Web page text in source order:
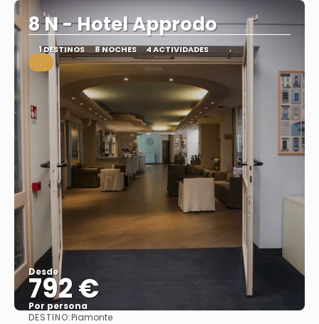
8 N - Hotel Approdo
1 DESTINOS 8 NOCHES 4 ACTIVIDADES
.
Desde
792 €
Por persona
DESTINO:Piamonte